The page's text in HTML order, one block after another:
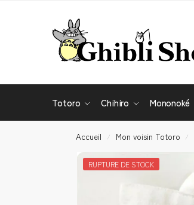
Totoro Chihiro Mononoké
Accueil / Mon voisin Totoro /
RUPTURE DE STOCK